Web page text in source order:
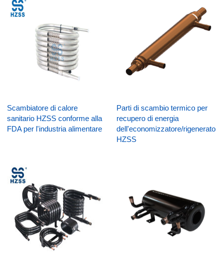
Scambiatore di calore
sanitario HZSS conforme alla
FDA per l'industria alimentare
Parti di scambio termico per
recupero di energia
dell'economizzatore/rigeneratore
HZSS